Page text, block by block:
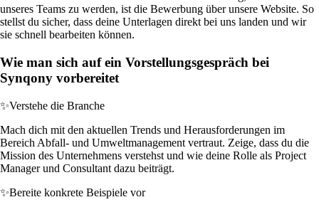
unseres Teams zu werden, ist die Bewerbung über unsere Website. So
stellst du sicher, dass deine Unterlagen direkt bei uns landen und wir
sie schnell bearbeiten können.
Wie man sich auf ein Vorstellungsgespräch bei
Synqony vorbereitet
✨Verstehe die Branche
Mach dich mit den aktuellen Trends und Herausforderungen im
Bereich Abfall- und Umweltmanagement vertraut. Zeige, dass du die
Mission des Unternehmens verstehst und wie deine Rolle als Project
Manager und Consultant dazu beiträgt.
✨Bereite konkrete Beispiele vor